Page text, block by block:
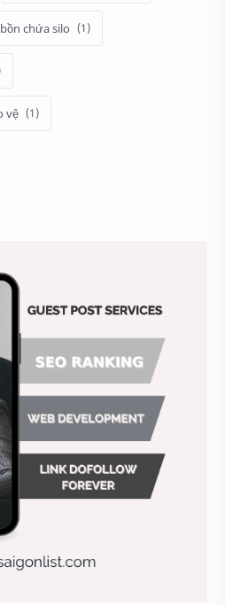
bồn chứa silo
vệ
Chiến lược nhân sự
tự sướng
ty sơn
Công việc khách sạn
trì doanh nghiệp